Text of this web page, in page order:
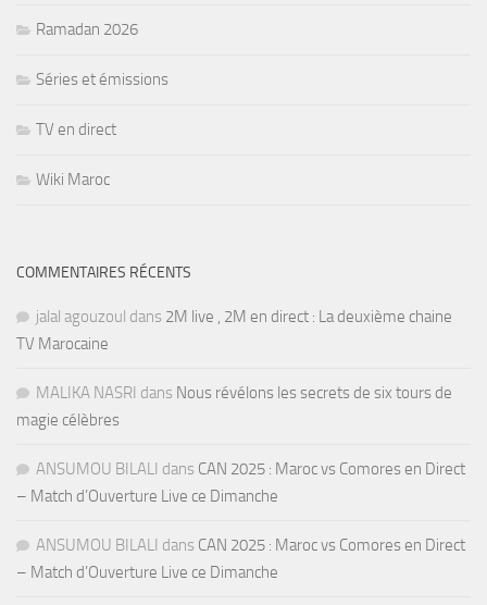
Ramadan 2026
Séries et émissions
TV en direct
Wiki Maroc
COMMENTAIRES RÉCENTS
jalal agouzoul dans 2M live , 2M en direct : La deuxième chaine
TV Marocaine
MALIKA NASRI dans Nous révélons les secrets de six tours de
magie célèbres
ANSUMOU BILALI dans CAN 2025 : Maroc vs Comores en Direct
– Match d’Ouverture Live ce Dimanche
ANSUMOU BILALI dans CAN 2025 : Maroc vs Comores en Direct
– Match d’Ouverture Live ce Dimanche